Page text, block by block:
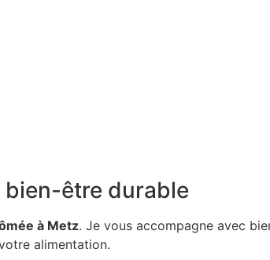
bien-être durable
à Metz. Je vous accompagne avec
alimentation.